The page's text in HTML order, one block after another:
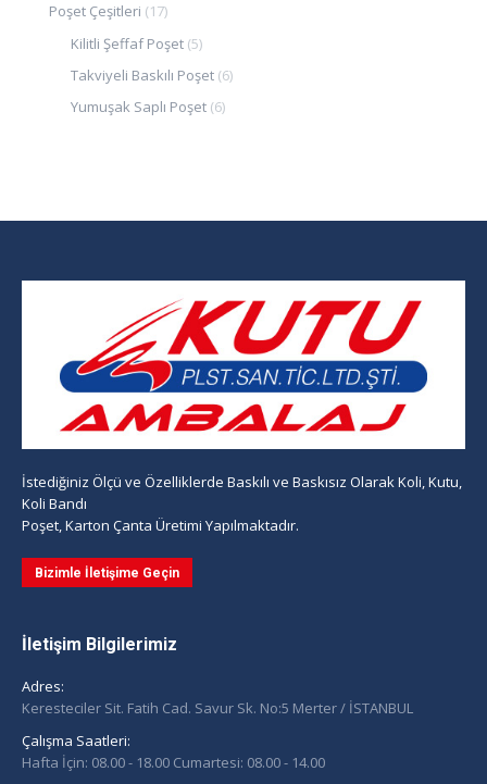
Poşet Çeşitleri (17)
Kilitli Şeffaf Poşet (5)
Takviyeli Baskılı Poşet (6)
Yumuşak Saplı Poşet (6)
İstediğiniz Ölçü ve Özelliklerde Baskılı ve Baskısız Olarak Koli, Kutu,
Koli Bandı
Poşet, Karton Çanta Üretimi Yapılmaktadır.
Bizimle İletişime Geçin
İletişim Bilgilerimiz
Adres:
Keresteciler Sit. Fatih Cad. Savur Sk. No:5 Merter / İSTANBUL
Çalışma Saatleri:
Hafta İçin: 08.00 - 18.00 Cumartesi: 08.00 - 14.00